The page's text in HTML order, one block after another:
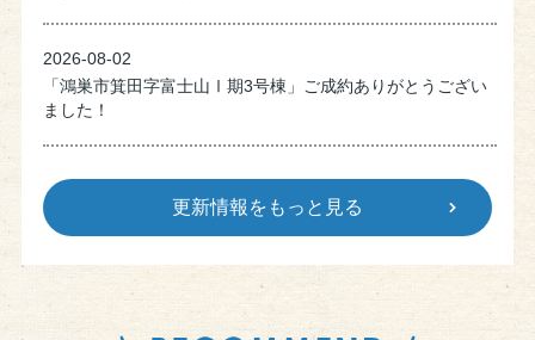
2026-08-02
「鴻巣市箕田字富士山Ⅰ期3号棟」ご成約ありがとうござい
ました！
2026-07-31
「鴻巣市本町7丁目 売地」ご成約ありがとうございまし
た！
更新情報をもっと見る